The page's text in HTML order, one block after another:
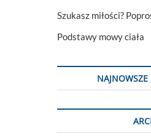
Szukasz miłości?
Podstawy mowy ciała